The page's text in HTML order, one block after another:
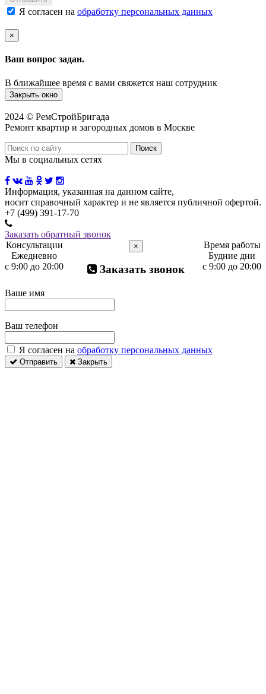
Я согласен на обработку персональных данных
×
Ваш вопрос задан.
В ближайшее время с вами свяжется наш сотрудник
Закрыть окно
2024 © РемСтройБригада
Ремонт квартир и загородных домов в Москве
Мы в социальных сетях
Информация, указанная на данном сайте,
носит справочный характер и не является публичной офертой.
+7 (499) 391-17-70
Заказать обратный звонок
Консультации
Ежедневно
с 9:00 до 20:00
Время работы
Будние дни
с 9:00 до 20:00
×
Заказать звонок
Ваше имя
Ваш телефон
Я согласен на обработку персональных данных
Отправить Закрыть